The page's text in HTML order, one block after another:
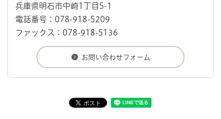
兵庫県明石市中崎1丁目5-1
電話番号：078-918-5209
ファックス：078-918-5136